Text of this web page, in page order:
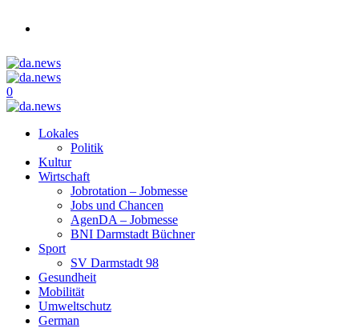
0
Lokales
Politik
Kultur
Wirtschaft
Jobrotation – Jobmesse
Jobs und Chancen
AgenDA – Jobmesse
BNI Darmstadt Büchner
Sport
SV Darmstadt 98
Gesundheit
Mobilität
Umweltschutz
German